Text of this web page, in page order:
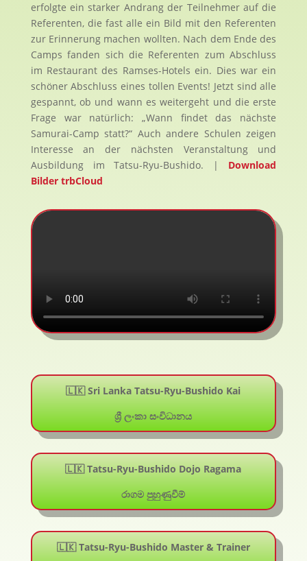
erfolgte ein starker Andrang der Teilnehmer auf die
Referenten, die fast alle ein Bild mit den Referenten
zur Erinnerung machen wollten. Nach dem Ende des
Camps fanden sich die Referenten zum Abschluss
im Restaurant des Ramses-Hotels ein. Dies war ein
schöner Abschluss eines tollen Events! Jetzt sind alle
gespannt, ob und wann es weitergeht und die erste
Frage war natürlich: „Wann findet das nächste
Samurai-Camp statt?“ Auch andere Schulen zeigen
Interesse an der nächsten Veranstaltung und
Ausbildung im Tatsu-Ryu-Bushido. | Download
Bilder trbCloud
🇱🇰 Sri Lanka Tatsu-Ryu-Bushido Kai
ශ්‍රී ලංකා සංවිධානය
🇱🇰 Tatsu-Ryu-Bushido Dojo Ragama
රාගම පුහුණුවීම්
🇱🇰 Tatsu-Ryu-Bushido Master & Trainer